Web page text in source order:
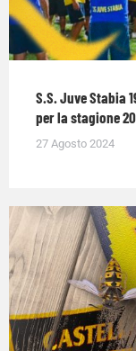
S.S. Juve Stabia
per la stagione
27 Agosto 2024